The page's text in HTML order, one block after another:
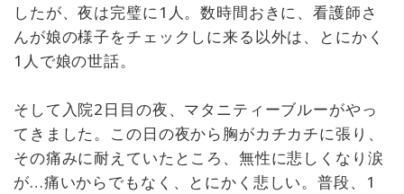
したが、夜は完璧に1人。数時間おきに、看護師さ
んが娘の様子をチェックしに来る以外は、とにかく
1人で娘の世話。
そして入院2日目の夜、マタニティーブルーがやっ
てきました。この日の夜から胸がカチカチに張り、
その痛みに耐えていたところ、無性に悲しくなり涙
が…痛いからでもなく、とにかく悲しい。普段、1